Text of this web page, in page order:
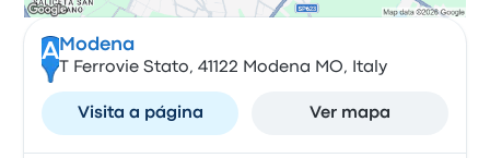
A Modena
T Ferrovie Stato, 41122 Modena MO, Italy
Visita a página Ver mapa